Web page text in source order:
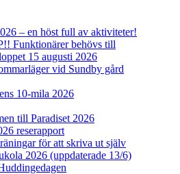
– en höst full av aktiviteter!
Funktionärer behövs till
15 augusti 2026
vid Sundby gård
10-mila 2026
till Paradiset 2026
reserapport
för att skriva ut själv
2026 (uppdaterade 13/6)